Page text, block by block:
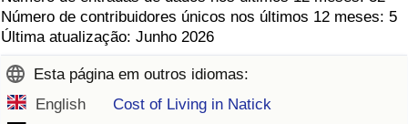
Número de contribuidores únicos nos últimos 12 meses: 5
Última atualização: Junho 2026
Esta página em outros idiomas:
English
Cost of Living in Natick